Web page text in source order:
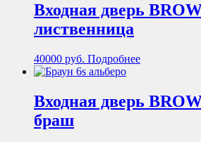
Входная дверь
лиственница
40000 руб. Подробнее
Входная дверь
браш